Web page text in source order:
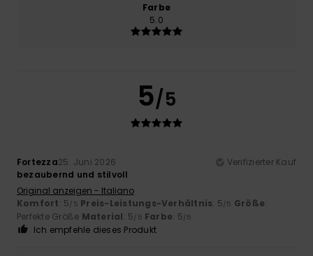
Farbe
5.0
5/5
Fortezza25. Juni 2026
Verifizierter Kauf
bezaubernd und stilvoll
Original anzeigen - Italiano
Komfort: 5/5 Preis-Leistungs-Verhältnis: 5/5 Größe:
Perfekte Größe Material: 5/5 Farbe: 5/5
Ich empfehle dieses Produkt